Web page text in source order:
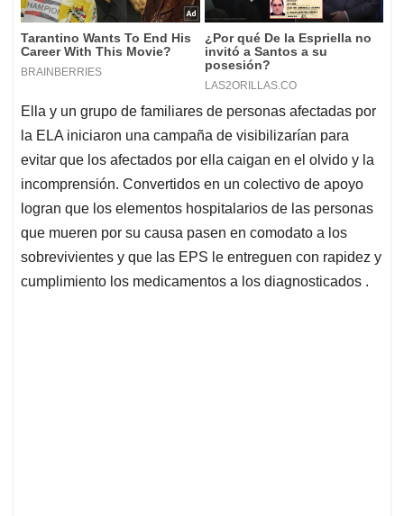
Ella y un grupo de familiares de personas afectadas por
la ELA iniciaron una campaña de visibilizarían para
evitar que los afectados por ella caigan en el olvido y la
incomprensión. Convertidos en un colectivo de apoyo
logran que los elementos hospitalarios de las personas
que mueren por su causa pasen en comodato a los
sobrevivientes y que las EPS le entreguen con rapidez y
cumplimiento los medicamentos a los diagnosticados .